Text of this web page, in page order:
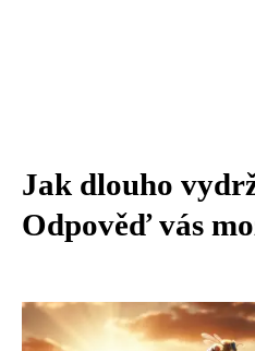
Jak dlouho
Odpověď vás